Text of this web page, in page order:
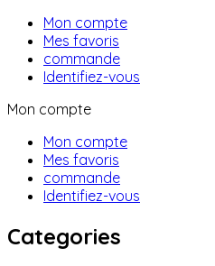
Mon compte
Mes favoris
commande
Identifiez-vous
Mon compte
Mon compte
Mes favoris
commande
Identifiez-vous
Categories